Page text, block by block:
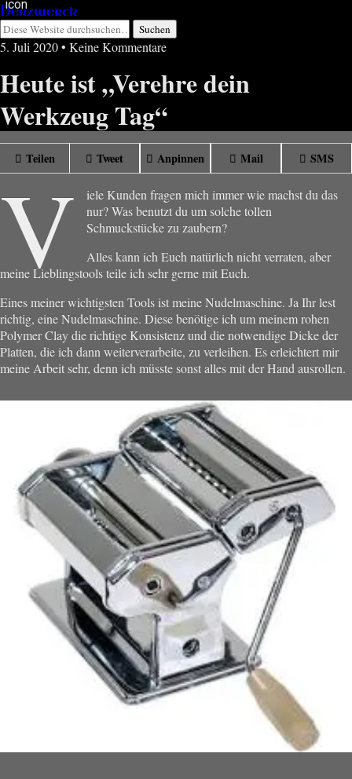
Herzwerck
5. Juli 2020 • Keine Kommentare
Heute ist „Verehre dein
Werkzeug Tag“
Teilen Tweet Anpinnen Mail SMS
V
iele Kunden fragen mich immer wie machst du das
nur? Was benutzt du um solche tollen
Schmuckstücke zu zaubern?
Alles kann ich Euch natürlich nicht verraten, aber
meine Lieblingstools teile ich sehr gerne mit Euch.
Eines meiner wichtigsten Tools ist meine Nudelmaschine. Ja Ihr lest
richtig, eine Nudelmaschine. Diese benötige ich um meinem rohen
Polymer Clay die richtige Konsistenz und die notwendige Dicke der
Platten, die ich dann weiterverarbeite, zu verleihen. Es erleichtert mir
meine Arbeit sehr, denn ich müsste sonst alles mit der Hand ausrollen.